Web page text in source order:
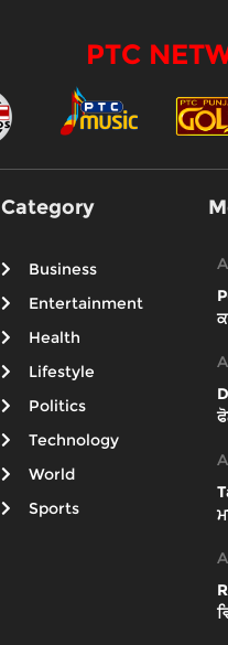
PTC
Category
Business
Entertainment
Health
Lifestyle
Politics
Technology
World
Sports